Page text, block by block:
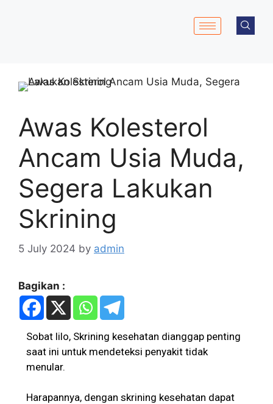
Awas Kolesterol
Ancam Usia Muda,
Segera Lakukan
Skrining
5 July 2024 by admin
Bagikan :
Sobat lilo, Skrining kesehatan dianggap penting
saat ini untuk mendeteksi penyakit tidak
menular.
Harapannya, dengan skrining kesehatan dapat